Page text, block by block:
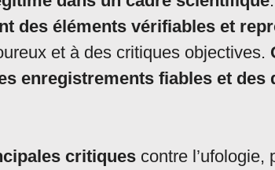
des éléments vérifiables et
et à des critiques objectives.
enregistrements fiables et des
critiques contre l’ufologie,